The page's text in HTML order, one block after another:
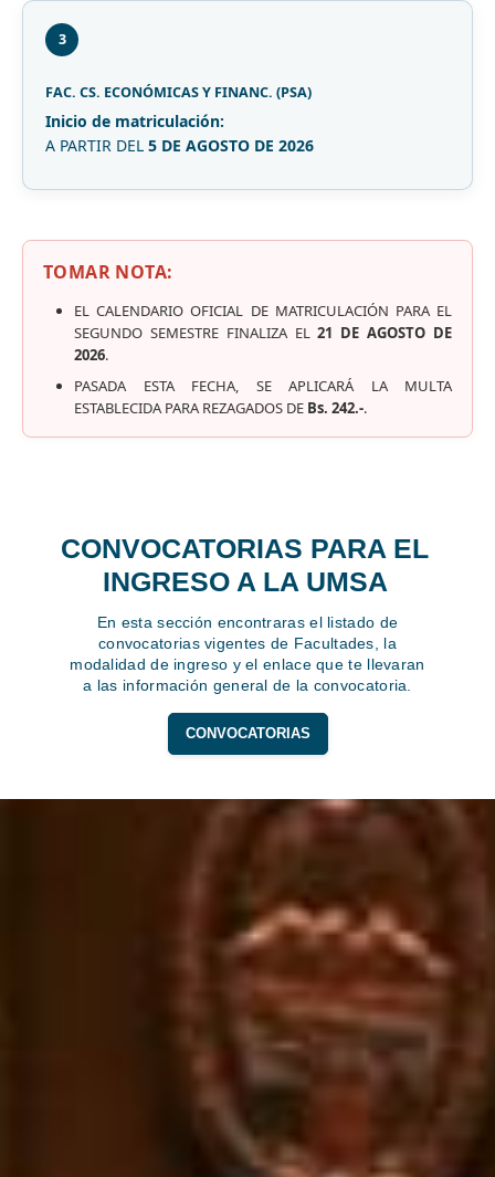
3
FAC. CS. ECONÓMICAS Y FINANC. (PSA)
Inicio de matriculación:
A PARTIR DEL 5 DE AGOSTO DE 2026
TOMAR NOTA:
EL CALENDARIO OFICIAL DE MATRICULACIÓN PARA EL
SEGUNDO SEMESTRE FINALIZA EL21 DE AGOSTO DE
2026.
PASADA ESTA FECHA, SE APLICARÁ LA MULTA
ESTABLECIDA PARA REZAGADOS DE Bs. 242.-.
CONVOCATORIAS PARA EL
INGRESO A LA UMSA
En esta sección encontraras el listado de
convocatorias vigentes de Facultades, la
modalidad de ingreso y el enlace que te llevaran
a las información general de la convocatoria.
CONVOCATORIAS